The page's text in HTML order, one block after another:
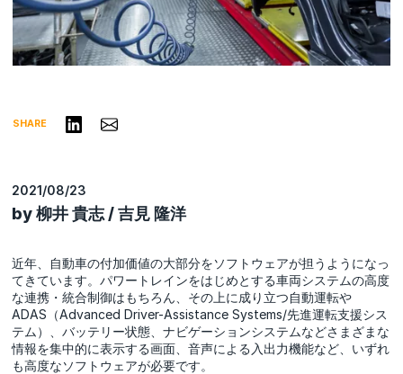
SHARE リンクトインで共有する
Share via Email
2021/08/23
by 柳井 貴志 / 吉見 隆洋
近年、自動車の付加価値の大部分をソフトウェアが担うようになっ
てきています。パワートレインをはじめとする車両システムの高度
な連携・統合制御はもちろん、その上に成り立つ自動運転や
ADAS（Advanced Driver-Assistance Systems/先進運転支援シス
テム）、バッテリー状態、ナビゲーションシステムなどさまざまな
情報を集中的に表示する画面、音声による入出力機能など、いずれ
も高度なソフトウェアが必要です。